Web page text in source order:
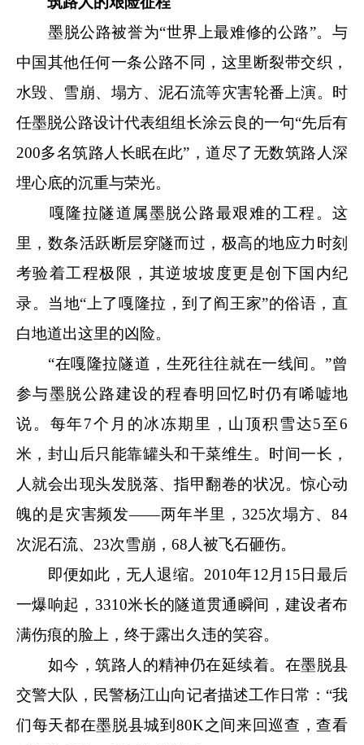
墨脱公路被誉为“世界上最难修的公路”。与
中国其他任何一条公路不同，这里断裂带交织，
水毁、雪崩、塌方、泥石流等灾害轮番上演。时
任墨脱公路设计代表组组长涂云良的一句“先后有
200多名筑路人长眠在此”，道尽了无数筑路人深
埋心底的沉重与荣光。
嘎隆拉隧道属墨脱公路最艰难的工程。这
里，数条活跃断层穿隧而过，极高的地应力时刻
考验着工程极限，其逆坡坡度更是创下国内纪
录。当地“上了嘎隆拉，到了阎王家”的俗语，直
白地道出这里的凶险。
“在嘎隆拉隧道，生死往往就在一线间。”曾
参与墨脱公路建设的程春明回忆时仍有唏嘘地
说。每年7个月的冰冻期里，山顶积雪达5至6
米，封山后只能靠罐头和干菜维生。时间一长，
人就会出现头发脱落、指甲翻卷的状况。惊心动
魄的是灾害频发——两年半里，325次塌方、84
次泥石流、23次雪崩，68人被飞石砸伤。
即便如此，无人退缩。2010年12月15日最后
一爆响起，3310米长的隧道贯通瞬间，建设者布
满伤痕的脸上，终于露出久违的笑容。
如今，筑路人的精神仍在延续着。在墨脱县
交警大队，民警杨江山向记者描述工作日常：“我
们每天都在墨脱县城到80K之间来回巡查，查看